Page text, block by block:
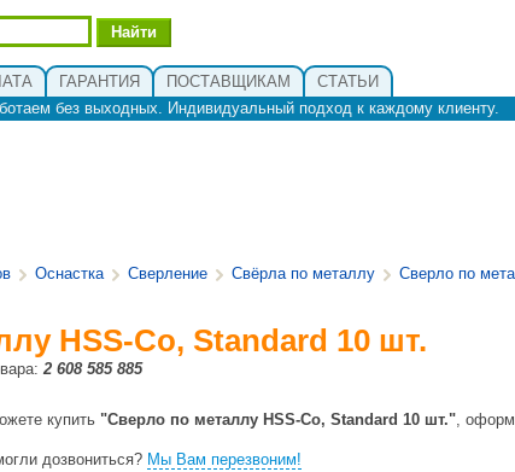
ГАРАНТИЯ ПОСТАВЩИКАМ
СТАТЬИ
без выходных. Индивидуальный подход к каждому клиенту.
Оснастка Сверление Свёрла по металлу Сверло по
HSS-Co, Standard 10 шт.
2 608 585 885
купить "Сверло по металлу HSS-Co, Standard 10 шт.",
дозвониться? Мы Вам перезвоним!